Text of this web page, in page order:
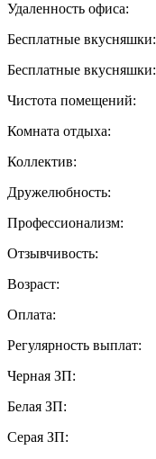
Удаленность офиса:
Бесплатные вкусняшки:
Бесплатные вкусняшки:
Чистота помещений:
Комната отдыха:
Коллектив:
Дружелюбность:
Профессионализм:
Отзывчивость:
Возраст:
Оплата:
Регулярность выплат:
Черная ЗП:
Белая ЗП:
Серая ЗП: